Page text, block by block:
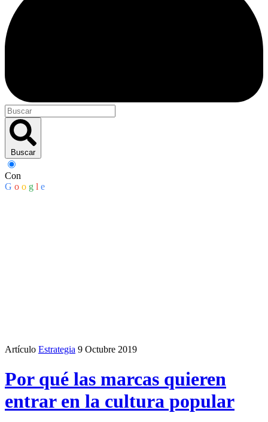
Buscar
Con
G o o g l e
Artículo Estrategia 9 Octubre 2019
Por qué las marcas quieren
entrar en la cultura popular